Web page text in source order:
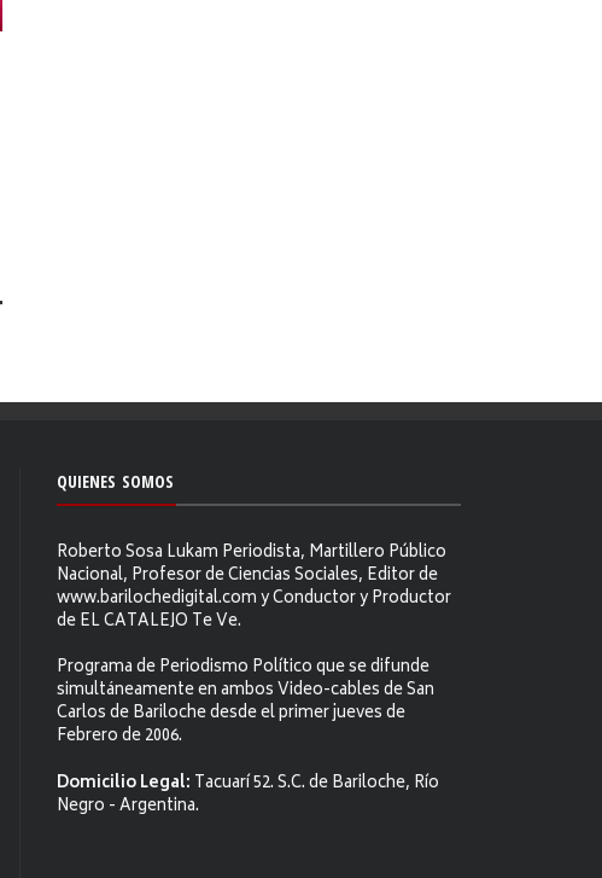
QUIENES SOMOS
Roberto Sosa Lukam Periodista, Martillero Público
Nacional, Profesor de Ciencias Sociales, Editor de
www.barilochedigital.com y Conductor y Productor
de EL CATALEJO Te Ve.
Programa de Periodismo Político que se difunde
simultáneamente en ambos Video-cables de San
Carlos de Bariloche desde el primer jueves de
Febrero de 2006.
Domicilio Legal: Tacuarí 52. S.C. de Bariloche, Río
Negro - Argentina.